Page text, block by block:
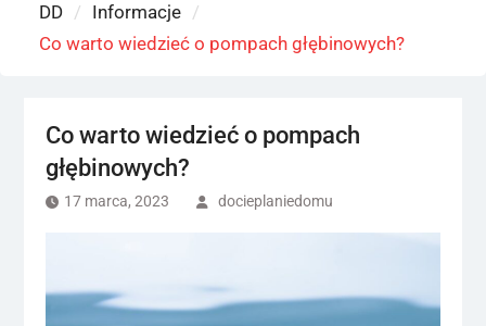
DD
Informacje
Co warto wiedzieć o pompach głębinowych?
Co warto wiedzieć o pompach
głębinowych?
17 marca, 2023 docieplaniedomu